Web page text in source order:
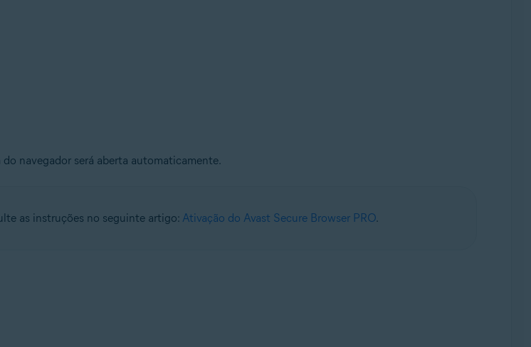
navegador será aberta automaticamente.
as instruções no seguinte artigo: Ativação do Avast Secure Browser PRO.